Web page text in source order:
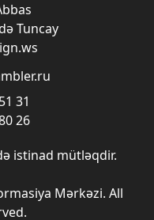
Tuncay
31
26
istinad mütləqdir.
Mərkəzi. All